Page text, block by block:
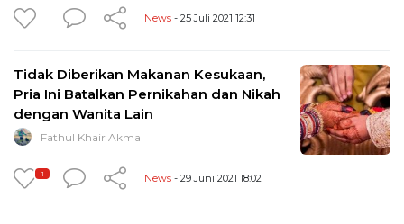
News - 25 Juli 2021 12:31
Tidak Diberikan Makanan Kesukaan,
Pria Ini Batalkan Pernikahan dan Nikah
dengan Wanita Lain
Fathul Khair Akmal
1 News - 29 Juni 2021 18:02